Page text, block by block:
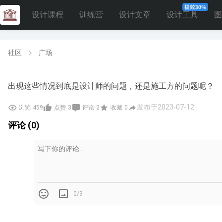
设计课程 训练营 设计文章 设计工具
社区 广场
出现这些情况到底是设计师的问题，还是施工方的问题呢？
浏览 459 点赞 3 评论 2 收藏 0 发布于2023-07-12
评论 (0)
0/9